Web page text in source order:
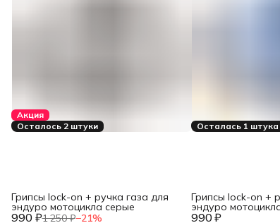
Акция
Осталось 2 штуки
990 ₽1 250 ₽−21%
Грипсы lock-on + ручка газа для
эндуро мотоцикла серые
Осталась 1 штука
990 ₽
Грипсы lock-on +
эндуро